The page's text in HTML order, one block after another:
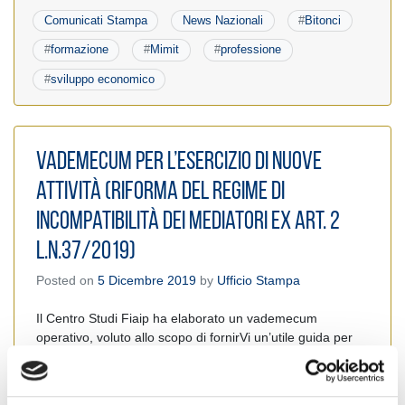
Comunicati Stampa News Nazionali #Bitonci
#formazione #Mimit #professione
#sviluppo economico
Vademecum per l’esercizio di nuove
attività (Riforma del regime di
incompatibilità dei mediatori ex art. 2
L.n.37/2019)
Posted on 5 Dicembre 2019 by Ufficio Stampa
Il Centro Studi Fiaip ha elaborato un vademecum
operativo, voluto allo scopo di fornirVi un’utile guida per
valutare l’opportunità di avviare una delle diverse attività
professionali oggi consentite dalla modifica del regime di
incompatibilità (art 5, comma 3, L.n.39/1989 come